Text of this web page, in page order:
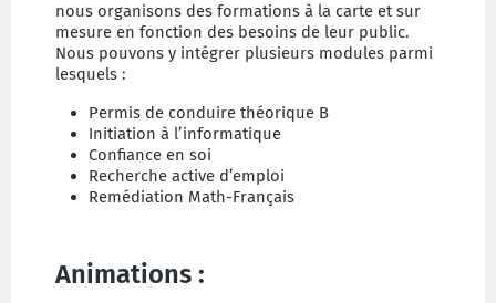
nous organisons des formations à la carte et sur
mesure en fonction des besoins de leur public.
Nous pouvons y intégrer plusieurs modules parmi
lesquels :
Permis de conduire théorique B
Initiation à l’informatique
Confiance en soi
Recherche active d’emploi
Remédiation Math-Français
Animations :